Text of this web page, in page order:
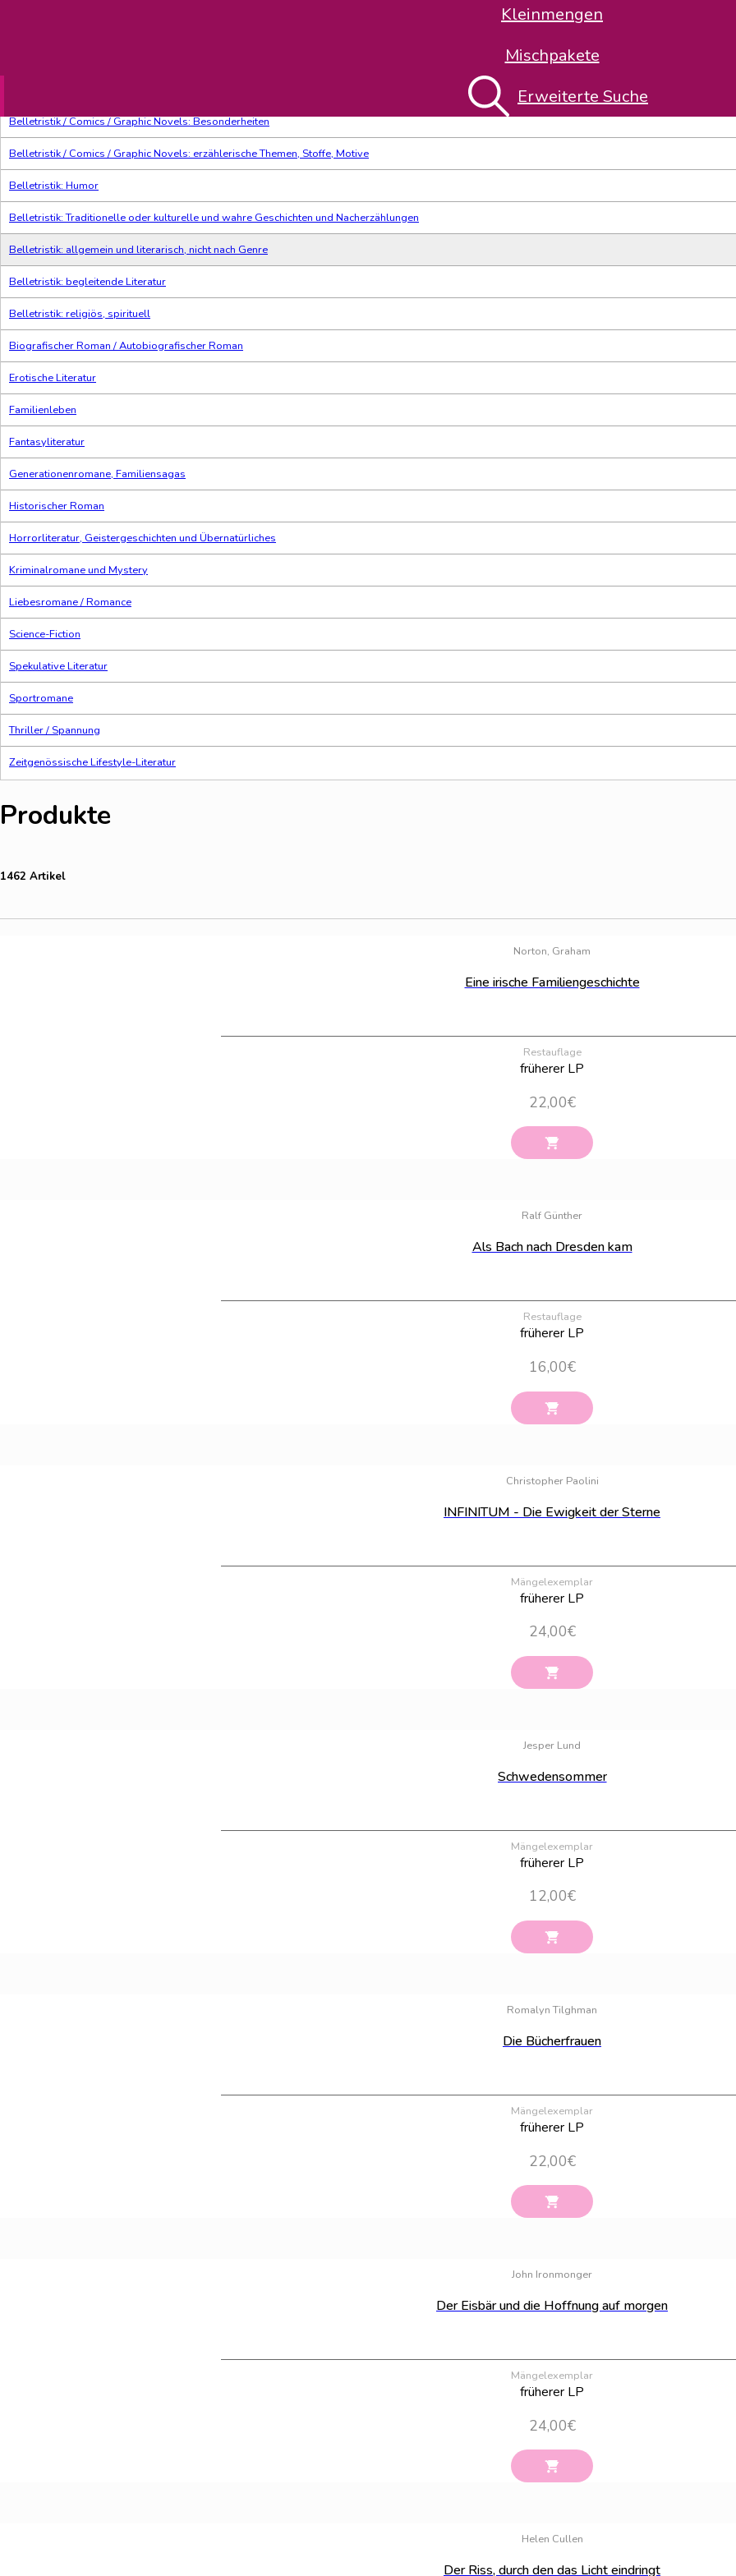
Kleinmengen
Mischpakete
Erweiterte Suche
Thema-Klassifikation
Belletristik / Comics / Graphic Novels: Besonderheiten
Belletristik / Comics / Graphic Novels: erzählerische Themen, Stoffe, Motive
Belletristik: Humor
Belletristik: Traditionelle oder kulturelle und wahre Geschichten und Nacherzählungen
Belletristik: allgemein und literarisch, nicht nach Genre
Belletristik: begleitende Literatur
Belletristik: religiös, spirituell
Biografischer Roman / Autobiografischer Roman
Erotische Literatur
Familienleben
Fantasyliteratur
Generationenromane, Familiensagas
Historischer Roman
Horrorliteratur, Geistergeschichten und Übernatürliches
Kriminalromane und Mystery
Liebesromane / Romance
Science-Fiction
Spekulative Literatur
Sportromane
Thriller / Spannung
Zeitgenössische Lifestyle-Literatur
Produkte
1462 Artikel
Norton, Graham
Eine irische Familiengeschichte
Restauflage
früherer LP
22,00€
Ralf Günther
Als Bach nach Dresden kam
Restauflage
früherer LP
16,00€
Christopher Paolini
INFINITUM - Die Ewigkeit der Sterne
Mängelexemplar
früherer LP
24,00€
Jesper Lund
Schwedensommer
Mängelexemplar
früherer LP
12,00€
Romalyn Tilghman
Die Bücherfrauen
Mängelexemplar
früherer LP
22,00€
John Ironmonger
Der Eisbär und die Hoffnung auf morgen
Mängelexemplar
früherer LP
24,00€
Helen Cullen
Der Riss, durch den das Licht eindringt